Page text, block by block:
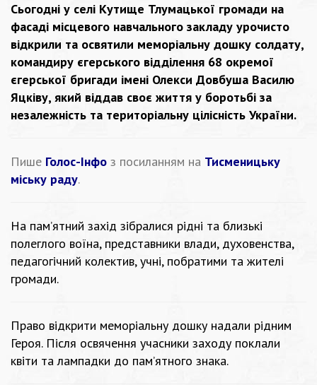
Сьогодні у селі Кутище Тлумацької громади на
фасаді місцевого навчального закладу урочисто
відкрили та освятили меморіальну дошку солдату,
командиру єгерського відділення 68 окремої
єгерської бригади імені Олекси Довбуша Василю
Яцківу, який віддав своє життя у боротьбі за
незалежність та територіальну цілісність України.
Пише Голос-Інфо з посиланням на Тисменицьку
міську раду.
На пам’ятний захід зібралися рідні та близькі
полеглого воїна, представники влади, духовенства,
педагогічний колектив, учні, побратими та жителі
громади.
Право відкрити меморіальну дошку надали рідним
Героя. Після освячення учасники заходу поклали
квіти та лампадки до пам’ятного знака.